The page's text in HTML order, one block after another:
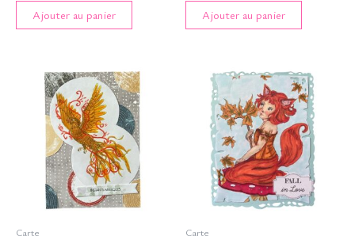
Ajouter au panier Ajouter au panier
Carte Carte